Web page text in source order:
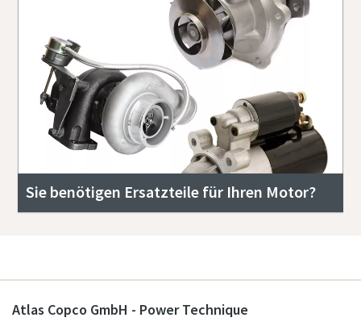
Sie benötigen Ersatzteile für Ihren Motor?
Atlas Copco GmbH - Power Technique